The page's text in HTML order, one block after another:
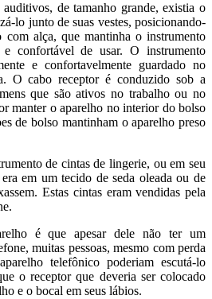
de tamanho grande, existia o
lo junto de suas vestes, posicionando-
com alça, que mantinha o instrumento
e confortável de usar. O instrumento
e confortavelmente guardado no
O cabo receptor é conduzido sob a
que são ativos no trabalho ou no
manter o aparelho no interior do bolso
de bolso mantinham o aparelho preso
de cintas de lingerie, ou em seu
em um tecido de seda oleada ou de
Estas cintas eram vendidas pela
é que apesar dele não ter um
muitas pessoas, mesmo com perda
telefônico poderiam escutá-lo
o receptor que deveria ser colocado
e o bocal em seus lábios.